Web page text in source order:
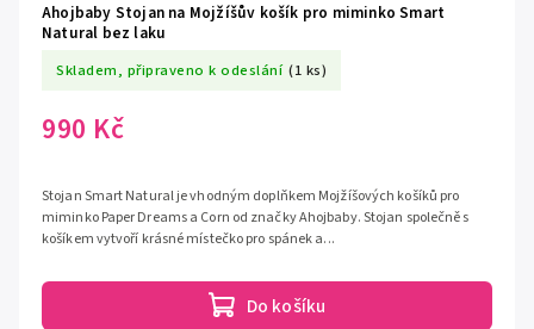
Ahojbaby Stojan na Mojžíšův košík pro miminko Smart
Natural bez laku
Skladem, připraveno k odeslání (1 ks)
990 Kč
Do košíku
Stojan Smart Natural je vhodným doplňkem Mojžíšových košíků pro
miminko Paper Dreams a Corn od značky Ahojbaby. Stojan společně s
košíkem vytvoří krásné místečko pro spánek a...